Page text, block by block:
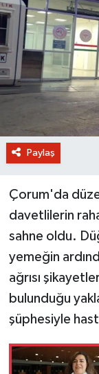
Paylaş
Çorum'da
davetlilerin
sahne oldu.
yemeğin
ağrısı
bulunduğu
şüphesiyle